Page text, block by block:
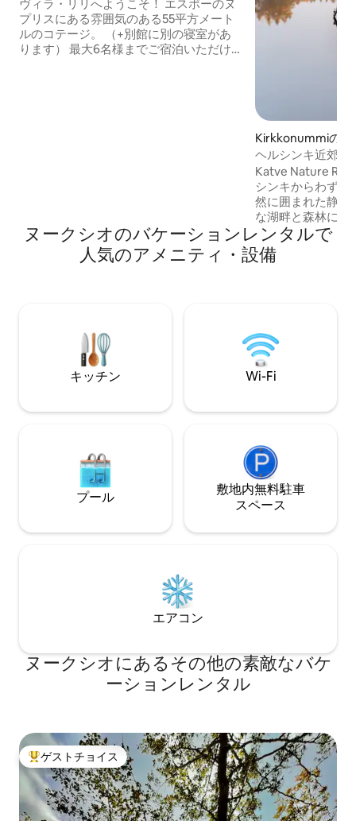
ヴィラ・リリへようこそ！ エスポーのヌ
プリスにある雰囲気のある55平方メート
ルのコテージ。 （+別館に別の寝室があ
ります） 最大6名様までご宿泊いただけ
Kirkkonummiのロ
ヘルシンキ近郊の
るKuusi Cabin
Katve Nature
シンキからわずか
然に囲まれた静かな
な湖畔と森林に囲
ャビン内に🔥専用サウ
美しいハイキング
で快適なキャビン 私たちの4つのキャビ
れ、時間を過ごす
を楽しむのに最適
ヌークシオのバケーションレンタルで
人気のアメニティ・設備
キッチン Wi-Fi
プール
敷地内無料駐⁠車
ス⁠ペ⁠ー⁠ス
エアコン
ヌークシオにあるその他の素敵なバケ
ーションレンタル
大好評のゲストチョイスです。
ゲストチョイス